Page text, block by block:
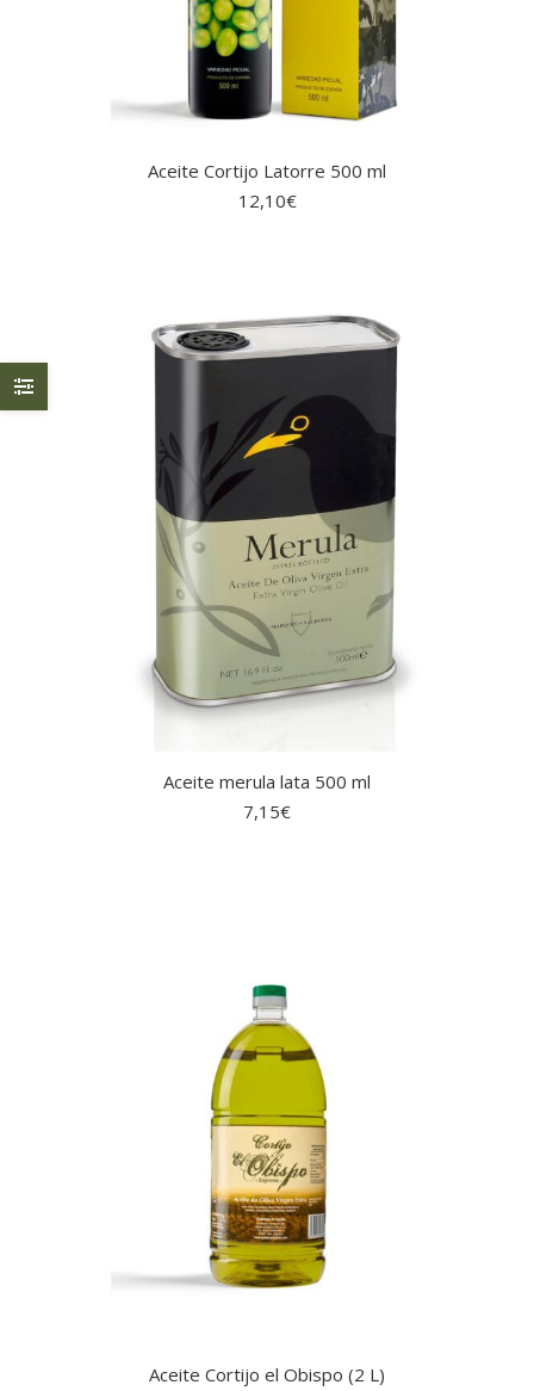
Aceite Cortijo Latorre 500 ml
12,10€
Aceite merula lata 500 ml
7,15€
Aceite Cortijo el Obispo (2 L)